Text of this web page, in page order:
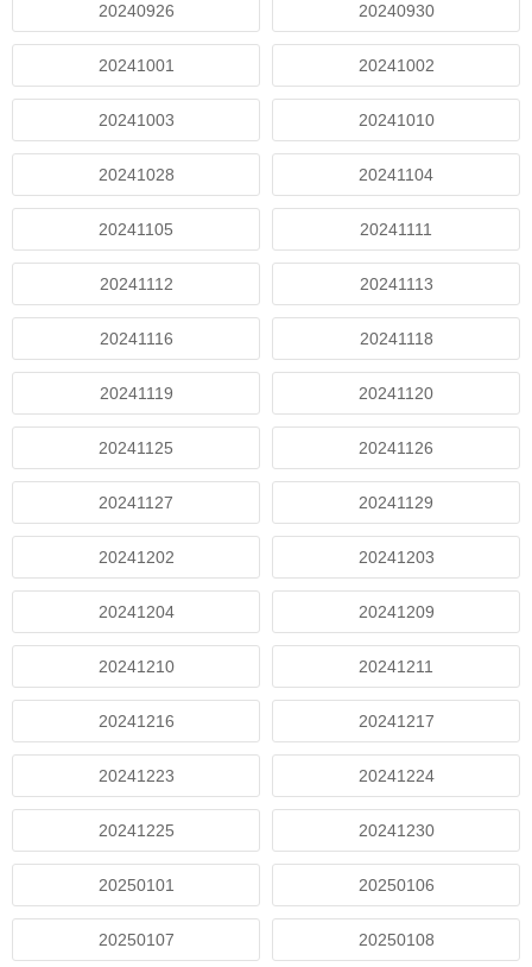
20240926 20240930
20241001 20241002
20241003 20241010
20241028 20241104
20241105 20241111
20241112 20241113
20241116 20241118
20241119 20241120
20241125 20241126
20241127 20241129
20241202 20241203
20241204 20241209
20241210 20241211
20241216 20241217
20241223 20241224
20241225 20241230
20250101 20250106
20250107 20250108